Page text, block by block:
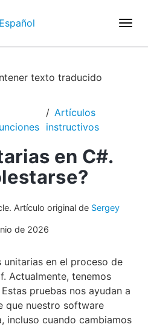
Español
texto traducido
Artículos
instructivos
en C#.
Artículo original de Sergey
de 2026
unitarias en el proceso de
Actualmente, tenemos
pruebas nos ayudan a
que nuestro software
incluso cuando cambiamos